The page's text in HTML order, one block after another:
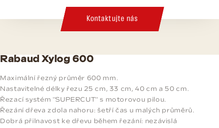
Kontaktujte nás
Rabaud Xylog 600
Maximální řezný průměr 600 mm.
Nastavitelné délky řezu 25 cm, 33 cm, 40 cm a 50 cm.
Řezací systém ''SUPERCUT'' s motorovou pilou.
Řezání dřeva zdola nahoru: šetří čas u malých průměrů.
Dobrá přilnavost ke dřevu během řezání: nezávislá